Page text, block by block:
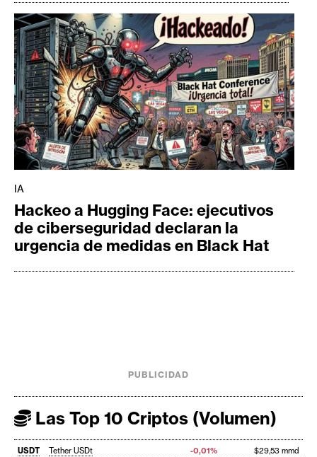
IA
Hackeo a Hugging Face: ejecutivos
de ciberseguridad declaran la
urgencia de medidas en Black Hat
PUBLICIDAD
Las Top 10 Criptos (Volumen)
USDT Tether USDt -0,01%
$29,53 mmd